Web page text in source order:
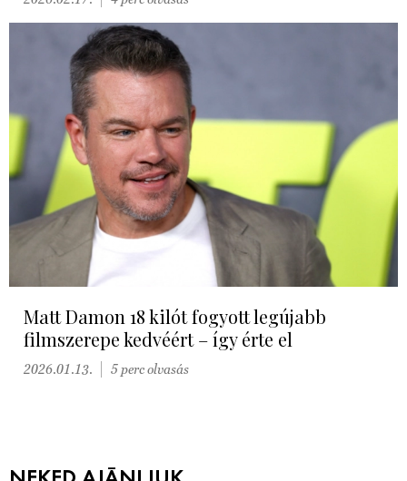
Matt Damon 18 kilót fogyott legújabb
filmszerepe kedvéért – így érte el
2026.01.13. 5 perc olvasás